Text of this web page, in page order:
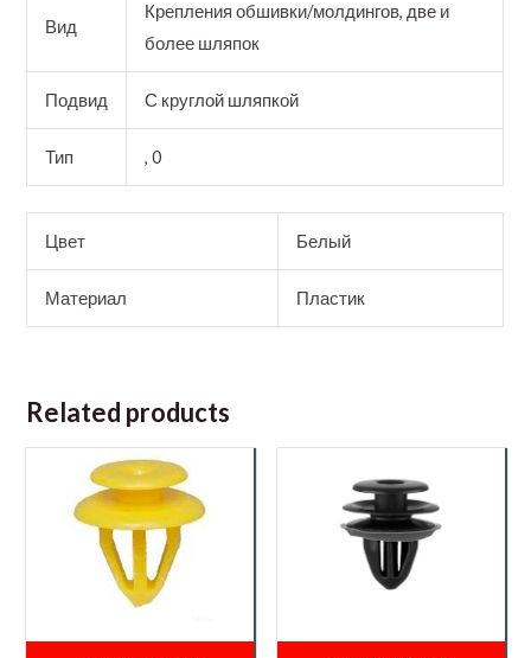
Вид
Крепления обшивки/молдингов, две и
более шляпок
Подвид С круглой шляпкой
Тип , 0
Цвет Белый
Материал Пластик
Related products